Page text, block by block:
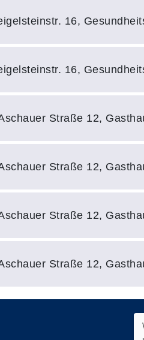
16,
16,
Straße 12,
Straße 12,
Straße 12,
Straße 12,